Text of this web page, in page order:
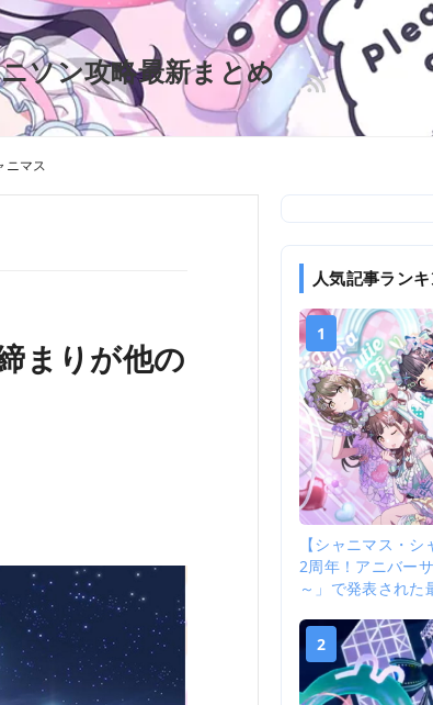
ソン攻略最新まとめ
ニマス
まりが他の
人気記事ラン
1
【シャニマス・
2周年！アニバー
～」で発表された
2